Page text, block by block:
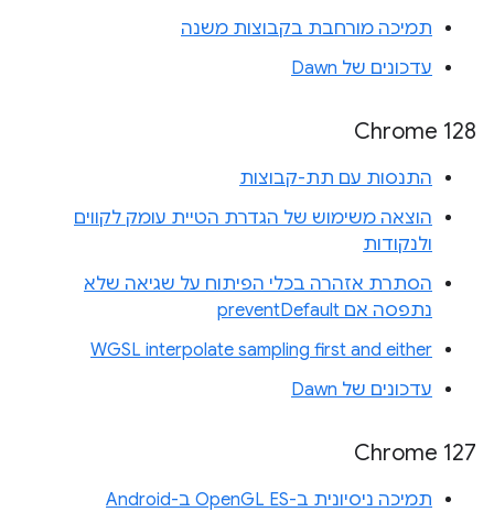
תמיכה מורחבת בקבוצות משנה
עדכונים של Dawn
‫Chrome 128
התנסות עם תת-קבוצות
הוצאה משימוש של הגדרת הטיית עומק לקווים
ולנקודות
הסתרת אזהרה בכלי הפיתוח על שגיאה שלא
נתפסה אם preventDefault
WGSL interpolate sampling first and either
עדכונים של Dawn
Chrome 127
תמיכה ניסיונית ב-OpenGL ES ב-Android